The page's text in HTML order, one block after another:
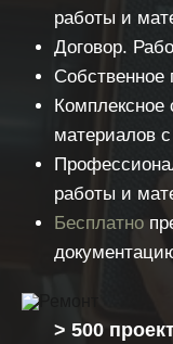
работы и
Договор.
Собственное
Комплексное
материалов с
работы и
Бесплатно
> 500